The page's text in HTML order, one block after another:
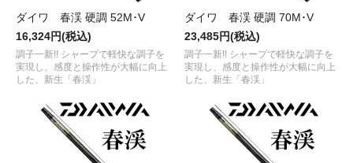
ダイワ 春渓 硬調 52M･V
16,324円(税込)
調子一新!! シャープで軽快な調子を
実現し、感度と操作性が大幅に向上
した、新生「春渓」
ダイワ 春渓 硬調 70M･V
23,485円(税込)
調子一新!! シャープで軽快な調子を
実現し、感度と操作性が大幅に向上
した、新生「春渓」